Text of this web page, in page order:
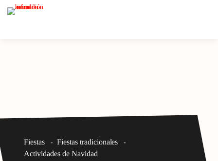
Fiestas - Fiestas tradicionales -
Actividades de Navidad